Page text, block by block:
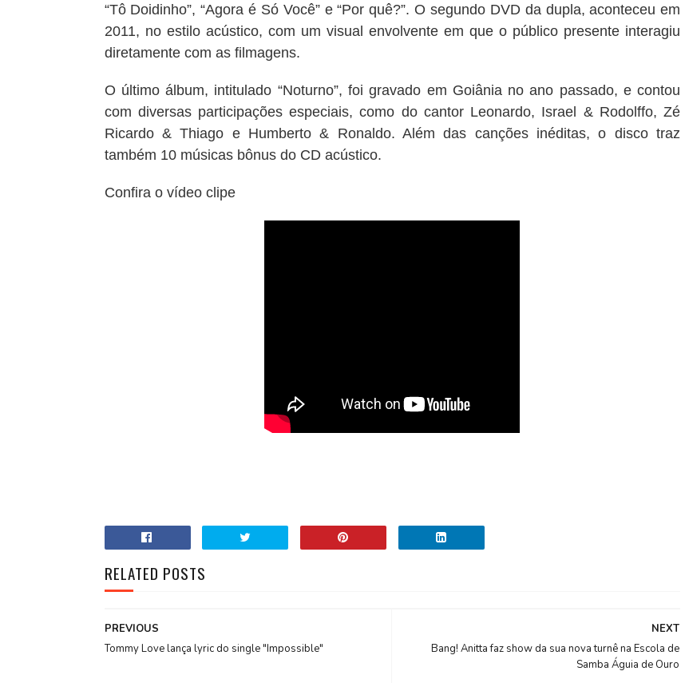
“Tô Doidinho”, “Agora é Só Você” e “Por quê?”. O segundo DVD da dupla, aconteceu em
2011, no estilo acústico, com um visual envolvente em que o público presente interagiu
diretamente com as filmagens.
O último álbum, intitulado “Noturno”, foi gravado em Goiânia no ano passado, e contou
com diversas participações especiais, como do cantor Leonardo, Israel & Rodolffo, Zé
Ricardo & Thiago e Humberto & Ronaldo. Além das canções inéditas, o disco traz
também 10 músicas bônus do CD acústico.
Confira o vídeo clipe
RELATED POSTS
NEXT
Bang! Anitta faz show da sua nova turnê na Escola de
Samba Águia de Ouro
PREVIOUS
Tommy Love lança lyric do single "Impossible" ​